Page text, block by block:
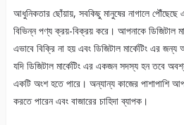
আধুনিকতার ছোঁয়ায়, সবকিছু মানুষের নাগালে
বিভিন্ন পণ্য ক্রয়-বিক্রয় করে। আপনাকে ডিজিটাল
এভাবে বিক্রি না হয় এবং ডিজিটাল মার্কেটিং এর
যদি ডিজিটাল মার্কেটিং এর একজন সদস্য হন তবে
একটি অংশ হতে পারে। অন্যান্য কাজের পাশাপাশি
করতে পারেন এবং বাজারের চাহিদা ব্যাপক।